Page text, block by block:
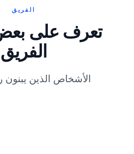
الفريق
تعرف على
الفريق
الأشخاص الذين